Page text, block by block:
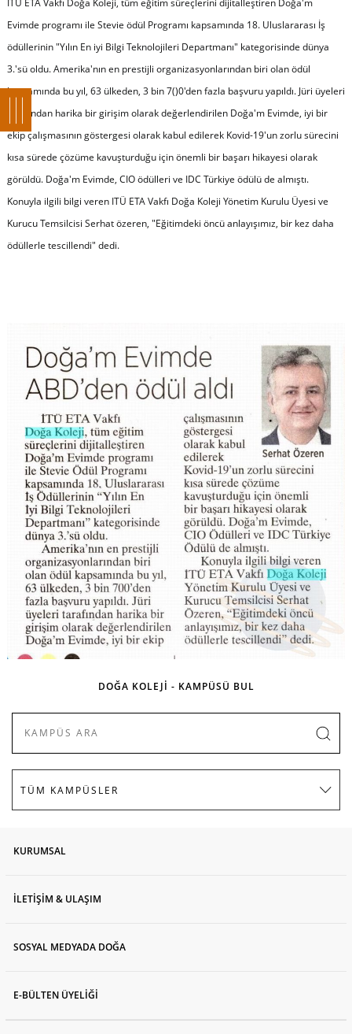
Evimde programı ile Stevie ödül Programı kapsamında 18. Uluslararası İş
ödüllerinin "Yılın En iyi Bilgi Teknolojileri Departmanı" kategorisinde dünya
3.'sü oldu. Amerika'nın en prestijli organizasyonlarından biri olan ödül
kapsamında bu yıl, 63 ülkeden, 3 bin 7()0'den fazla başvuru yapıldı. Jüri üyeleri
tarafından harika bir girişim olarak değerlendirilen Doğa'm Evimde, iyi bir
ekip çalışmasının göstergesi olarak kabul edilerek Kovid-19'un zorlu sürecini
kısa sürede çözüme kavuşturduğu için önemli bir başarı hikayesi olarak
görüldü. Doğa'm Evimde, CIO ödülleri ve IDC Türkiye ödülü de almıştı.
Konuyla ilgili bilgi veren ITÜ ETA Vakfı Doğa Koleji Yönetim Kurulu Üyesi ve
Kurucu Temsilcisi Serhat özeren, "Eğitimdeki öncü anlayışımız, bir kez daha
ödüllerle tescillendi" dedi. ​
DOĞA KOLEJİ - KAMPÜSÜ BUL
KURUMSAL
İLETİŞİM & ULAŞIM
SOSYAL MEDYADA DOĞA
E-BÜLTEN ÜYELİĞİ